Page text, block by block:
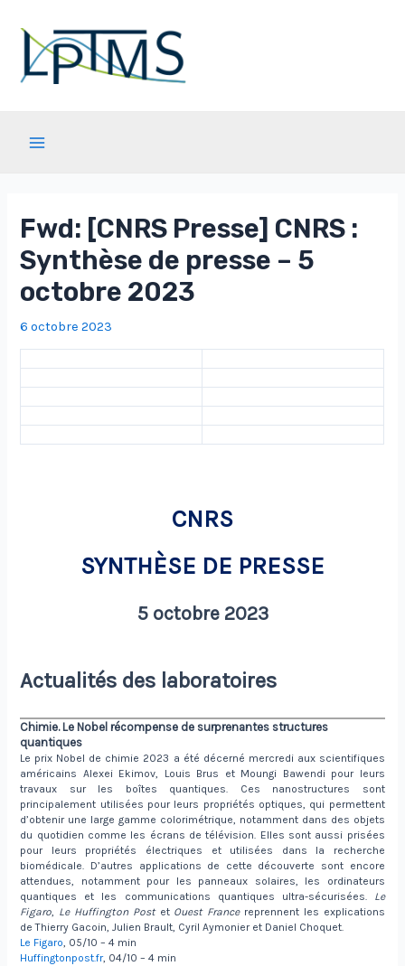
contenu
Fwd: [CNRS Presse] CNRS :
Synthèse de presse – 5
octobre 2023
6 octobre 2023
CNRS
SYNTHÈSE DE PRESSE
5 octobre 2023
Actualités des laboratoires
Chimie. Le Nobel récompense de surprenantes structures
quantiques
Le prix Nobel de chimie 2023 a été décerné mercredi aux scientifiques
américains Alexei Ekimov, Louis Brus et Moungi Bawendi pour leurs
travaux sur les boîtes quantiques. Ces nanostructures sont
principalement utilisées pour leurs propriétés optiques, qui permettent
d’obtenir une large gamme colorimétrique, notamment dans des objets
du quotidien comme les écrans de télévision. Elles sont aussi prisées
pour leurs propriétés électriques et utilisées dans la recherche
biomédicale. D’autres applications de cette découverte sont encore
attendues, notamment pour les panneaux solaires, les ordinateurs
quantiques et les communications quantiques ultra-sécurisées.
Le
Figaro, Le Huffington Postet Ouest Francereprennent les explications
de Thierry Gacoin, Julien Brault, Cyril Aymonier et Daniel Choquet.
Le Figaro, 05/10 – 4 min
Huffingtonpost.fr, 04/10 – 4 min